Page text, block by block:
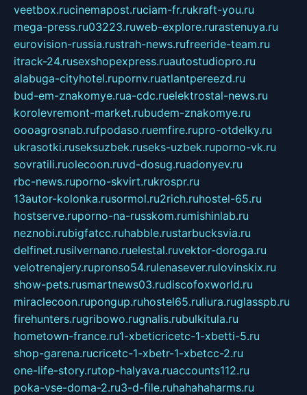
veetbox.rucinemapost.ruciam-fr.rukraft-you.ru
mega-press.ru03223.ruweb-explore.rurastenuya.ru
eurovision-russia.rustrah-news.rufreeride-team.ru
itrack-24.rusexshopexpress.ruautostudiopro.ru
alabuga-cityhotel.rupornv.ruatlantpereezd.ru
bud-em-znakomye.rua-cdc.ruelektrostal-news.ru
korolevremont-market.rubudem-znakomye.ru
oooagrosnab.rufpodaso.ruemfire.rupro-otdelky.ru
ukrasotki.ruseksuzbek.ruseks-uzbek.ruporno-vk.ru
sovratili.ruolecoon.ruvd-dosug.ruadonyev.ru
rbc-news.ruporno-skvirt.rukrospr.ru
13autor-kolonka.rusormol.ru2rich.ruhostel-65.ru
hostserve.ruporno-na-russkom.rumishinlab.ru
neznobi.rubigfatcc.ruhabble.rustarbucksvia.ru
delfinet.rusilvernano.ruelestal.ruvektor-doroga.ru
velotrenajery.rupronso54.rulenasever.rulovinskix.ru
show-pets.rusmartnews03.rudiscofoxworld.ru
miraclecoon.rupongup.ruhostel65.ruliura.ruglasspb.ru
firehunters.rugribowo.rugnalis.rubulkitula.ru
hometown-france.ru1-xbeticricetc-1-xbetti-5.ru
shop-garena.rucricetc-1-xbetr-1-xbetcc-2.ru
one-life-story.rutop-halyava.ruaccounts112.ru
poka-vse-doma-2.ru3-d-file.ruhahahaharms.ru